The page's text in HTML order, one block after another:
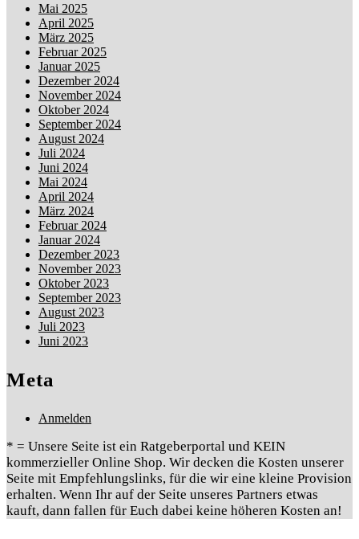
Mai 2025
April 2025
März 2025
Februar 2025
Januar 2025
Dezember 2024
November 2024
Oktober 2024
September 2024
August 2024
Juli 2024
Juni 2024
Mai 2024
April 2024
März 2024
Februar 2024
Januar 2024
Dezember 2023
November 2023
Oktober 2023
September 2023
August 2023
Juli 2023
Juni 2023
Meta
Anmelden
* = Unsere Seite ist ein Ratgeberportal und KEIN
kommerzieller Online Shop. Wir decken die Kosten unserer
Seite mit Empfehlungslinks, für die wir eine kleine Provision
erhalten. Wenn Ihr auf der Seite unseres Partners etwas
kauft, dann fallen für Euch dabei keine höheren Kosten an!